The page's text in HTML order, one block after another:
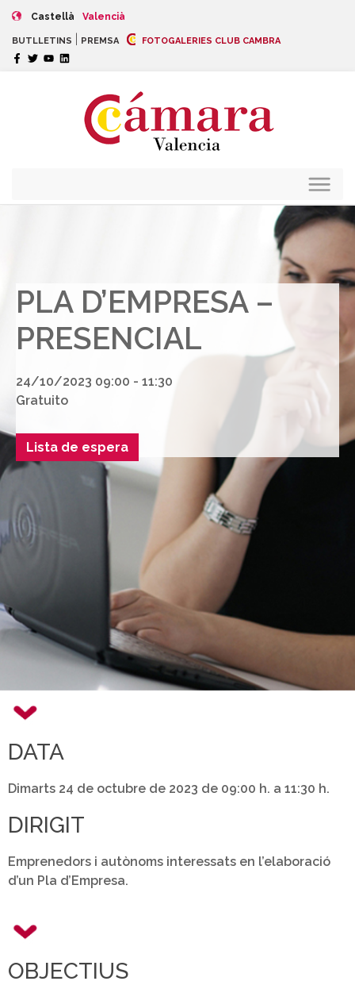
Castellà Valencià
BUTLLETINS PREMSA FOTOGALERIES CLUB CAMBRA
PLA D’EMPRESA –
PRESENCIAL
24/10/2023 09:00 - 11:30
Gratuito
Lista de espera
DATA
Dimarts 24 de octubre de 2023 de 09:00 h. a 11:30 h.
DIRIGIT
Emprenedors i autònoms interessats en l’elaboració
d’un Pla d’Empresa.
OBJECTIUS